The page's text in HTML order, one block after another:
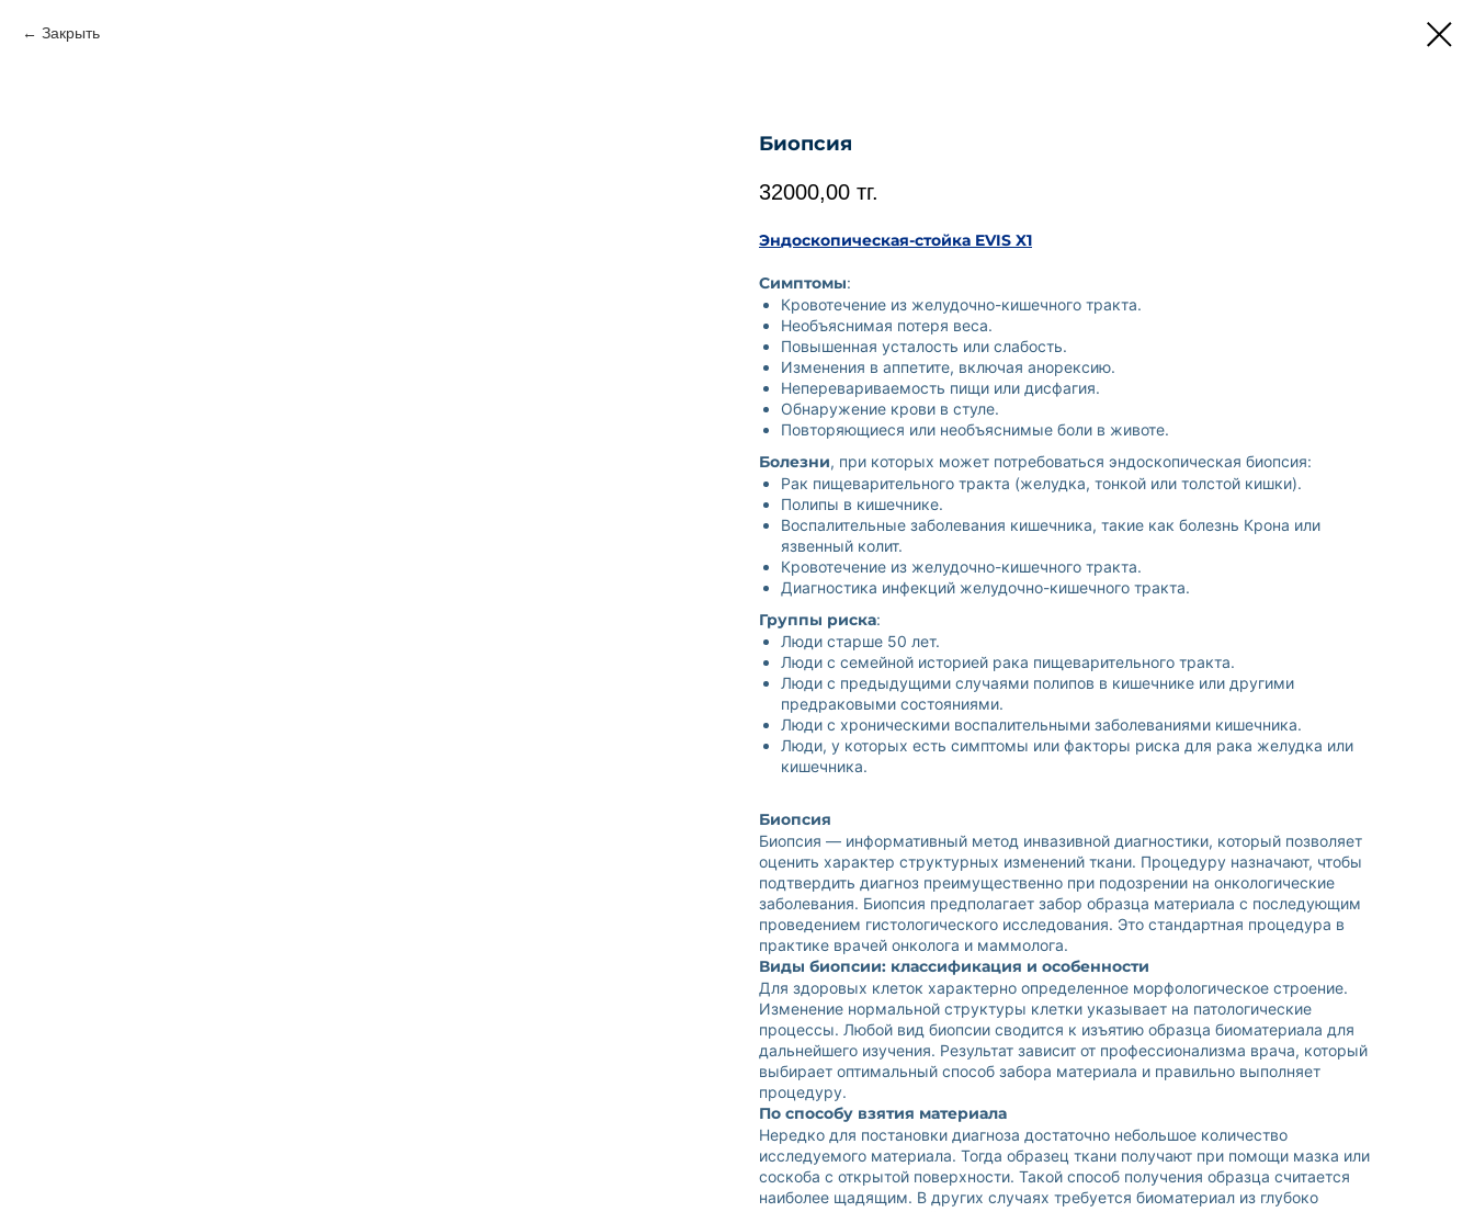
Закрыть
Биопсия
32000,00 тг.
Эндоскопическая-стойка EVIS X1
Симптомы:
Кровотечение из желудочно-кишечного тракта.
Необъяснимая потеря веса.
Повышенная усталость или слабость.
Изменения в аппетите, включая анорексию.
Неперевариваемость пищи или дисфагия.
Обнаружение крови в стуле.
Повторяющиеся или необъяснимые боли в животе.
Болезни, при которых может потребоваться эндоскопическая биопсия:
Рак пищеварительного тракта (желудка, тонкой или толстой кишки).
Полипы в кишечнике.
Воспалительные заболевания кишечника, такие как болезнь Крона или
язвенный колит.
Кровотечение из желудочно-кишечного тракта.
Диагностика инфекций желудочно-кишечного тракта.
Группы риска:
Люди старше 50 лет.
Люди с семейной историей рака пищеварительного тракта.
Люди с предыдущими случаями полипов в кишечнике или другими
предраковыми состояниями.
Люди с хроническими воспалительными заболеваниями кишечника.
Люди, у которых есть симптомы или факторы риска для рака желудка или
кишечника.
Биопсия
Биопсия — информативный метод инвазивной диагностики, который позволяет
оценить характер структурных изменений ткани. Процедуру назначают, чтобы
подтвердить диагноз преимущественно при подозрении на онкологические
заболевания. Биопсия предполагает забор образца материала с последующим
проведением гистологического исследования. Это стандартная процедура в
практике врачей онколога и маммолога.
Виды биопсии: классификация и особенности
Для здоровых клеток характерно определенное морфологическое строение.
Изменение нормальной структуры клетки указывает на патологические
процессы. Любой вид биопсии сводится к изъятию образца биоматериала для
дальнейшего изучения. Результат зависит от профессионализма врача, который
выбирает оптимальный способ забора материала и правильно выполняет
процедуру.
По способу взятия материала
Нередко для постановки диагноза достаточно небольшое количество
исследуемого материала. Тогда образец ткани получают при помощи мазка или
соскоба с открытой поверхности. Такой способ получения образца считается
наиболее щадящим. В других случаях требуется биоматериал из глубоко